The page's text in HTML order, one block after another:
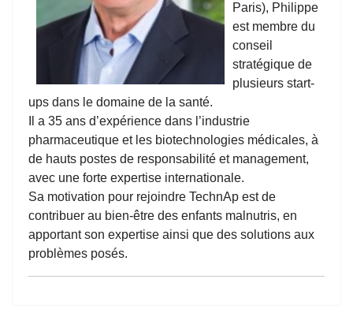
Paris), Philippe
est membre du
conseil
stratégique de
plusieurs start-
ups dans le domaine de la santé.
Il a 35 ans d’expérience dans l’industrie
pharmaceutique et les biotechnologies médicales, à
de hauts postes de responsabilité et management,
avec une forte expertise internationale.
Sa motivation pour rejoindre TechnAp est de
contribuer au bien-être des enfants malnutris, en
apportant son expertise ainsi que des solutions aux
problèmes posés.